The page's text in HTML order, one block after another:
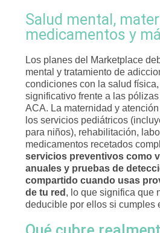
Salud mental,
medicamentos y
Los planes del Marketplace
mental y tratamiento de
condiciones con la salud
significativo frente a las
ACA. La maternidad y
los servicios pediátricos
para niños), rehabilitación,
medicamentos recetados
servicios preventivos como
anuales y pruebas de
compartido cuando usas
de tu red , lo que significa que
deducible por ellos si cumples